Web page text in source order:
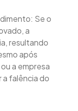
Se o
a
resultando
após
a empresa
falência do